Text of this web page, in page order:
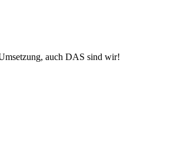
auch DAS sind wir!